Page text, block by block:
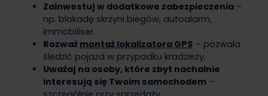
Zainwestuj w dodatkowe zabezpieczenia –
np. blokadę skrzyni biegów, autoalarm,
immobiliser.
Rozważ montaż lokalizatora GPS– pozwala
śledzić pojazd w przypadku kradzieży.
Uważaj na osoby, które zbyt nachalnie
interesują się Twoim samochodem–